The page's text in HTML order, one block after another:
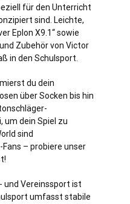
für den Unterricht
sind. Leichte,
Eplon X9.1“ sowie
Zubehör von Victor
in den Schulsport.
du dein
über Socken bis hin
um dein Spiel zu
sind
– probiere unser
und Vereinssport ist
umfasst stabile